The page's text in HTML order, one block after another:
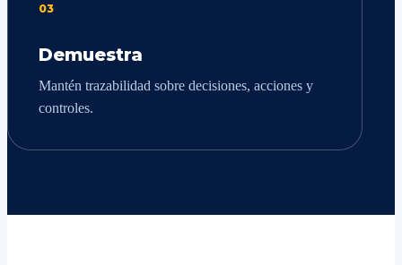
03
Demuestra
Mantén trazabilidad sobre decisiones, acciones y
controles.